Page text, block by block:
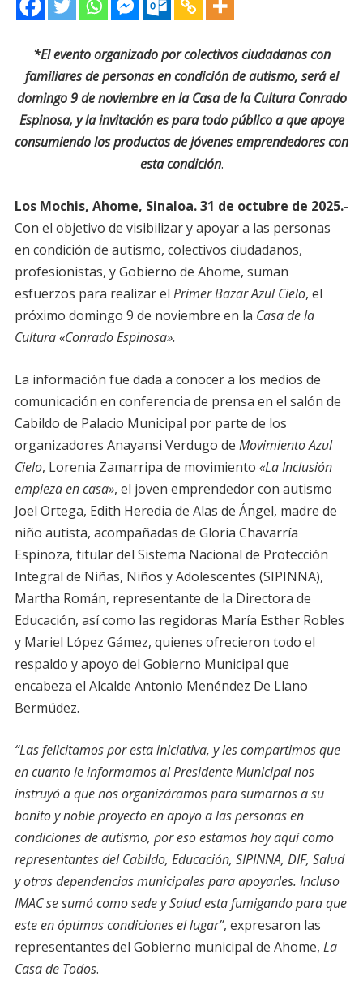
*El evento organizado por colectivos ciudadanos con
familiares de personas en condición de autismo, será el
domingo 9 de noviembre en la Casa de la Cultura Conrado
Espinosa, y la invitación es para todo público a que apoye
consumiendo los productos de jóvenes emprendedores con
esta condición.
Los Mochis, Ahome, Sinaloa. 31 de octubre de 2025.-
Con el objetivo de visibilizar y apoyar a las personas
en condición de autismo, colectivos ciudadanos,
profesionistas, y Gobierno de Ahome, suman
esfuerzos para realizar el Primer Bazar Azul Cielo, el
próximo domingo 9 de noviembre en la Casa de la
Cultura «Conrado Espinosa».
La información fue dada a conocer a los medios de
comunicación en conferencia de prensa en el salón de
Cabildo de Palacio Municipal por parte de los
organizadores Anayansi Verdugo de Movimiento Azul
Cielo, Lorenia Zamarripa de movimiento «La Inclusión
empieza en casa», el joven emprendedor con autismo
Joel Ortega, Edith Heredia de Alas de Ángel, madre de
niño autista, acompañadas de Gloria Chavarría
Espinoza, titular del Sistema Nacional de Protección
Integral de Niñas, Niños y Adolescentes (SIPINNA),
Martha Román, representante de la Directora de
Educación, así como las regidoras María Esther Robles
y Mariel López Gámez, quienes ofrecieron todo el
respaldo y apoyo del Gobierno Municipal que
encabeza el Alcalde Antonio Menéndez De Llano
Bermúdez.
“Las felicitamos por esta iniciativa, y les compartimos que
en cuanto le informamos al Presidente Municipal nos
instruyó a que nos organizáramos para sumarnos a su
bonito y noble proyecto en apoyo a las personas en
condiciones de autismo, por eso estamos hoy aquí como
representantes del Cabildo, Educación, SIPINNA, DIF, Salud
y otras dependencias municipales para apoyarles. Incluso
IMAC se sumó como sede y Salud esta fumigando para que
este en óptimas condiciones el lugar”, expresaron las
representantes del Gobierno municipal de Ahome, La
Casa de Todos.